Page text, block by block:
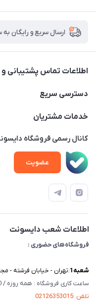
ارسال سریع و رایگان به
اطلاعات تماس پشتیبانی
02122913970 داخلی 219
پلاک 23 – طبقه 3
دسترسی سریع
خانه
ویدئو‌های آموزشی
دفترچه راهنمای محصولات
درباره ما
تماس با ما
خدمات مشتریان
امور مشتریان
حساب کاربری
قوانین و مقررات
کانال رسمی فروشگاه
عضویت
اطلاعات شعب دایسونت
فروشگاه‌های حضوری :
شعبه‌1 :تهران - خیابان فرشته -
ساعت کاری فروشگاه : همه روزه / 10 صبح الی 10 شب.
تلفن :02126353015